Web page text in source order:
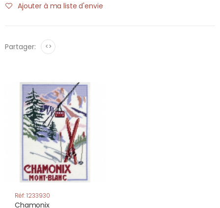
Ajouter à ma liste d'envie
Partager: <>
Réf: 1233930
Chamonix